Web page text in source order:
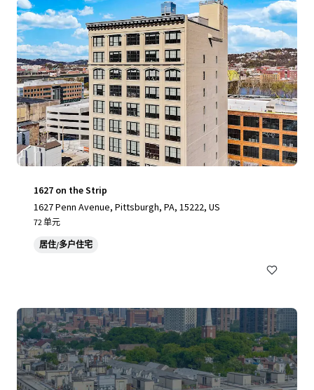
1627 on the Strip
1627 Penn Avenue, Pittsburgh, PA, 15222, US
72 单元
居住/多户住宅